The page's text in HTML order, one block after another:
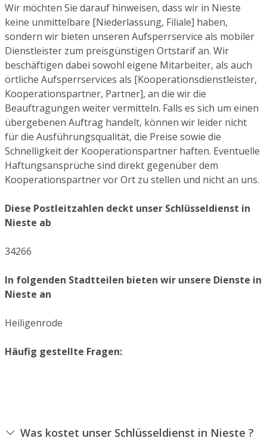
Wir möchten Sie darauf hinweisen, dass wir in Nieste
keine unmittelbare [Niederlassung, Filiale] haben,
sondern wir bieten unseren Aufsperrservice als mobiler
Dienstleister zum preisgünstigen Ortstarif an. Wir
beschäftigen dabei sowohl eigene Mitarbeiter, als auch
örtliche Aufsperrservices als [Kooperationsdienstleister,
Kooperationspartner, Partner], an die wir die
Beauftragungen weiter vermitteln. Falls es sich um einen
übergebenen Auftrag handelt, können wir leider nicht
für die Ausführungsqualität, die Preise sowie die
Schnelligkeit der Kooperationspartner haften. Eventuelle
Haftungsansprüche sind direkt gegenüber dem
Kooperationspartner vor Ort zu stellen und nicht an uns.
Diese Postleitzahlen deckt unser Schlüsseldienst in
Nieste ab
34266
In folgenden Stadtteilen bieten wir unsere Dienste in
Nieste an
Heiligenrode
Häufig gestellte Fragen:
Was kostet unser Schlüsseldienst in Nieste ?